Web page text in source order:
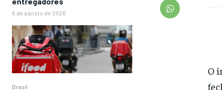
6 de agosto de 2026
Brasil
O